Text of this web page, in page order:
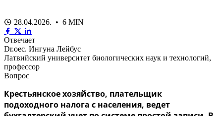
28.04.2026. • 6 MIN
Отвечает
Dr.oec. Ингуна Лейбус
Латвийский университет биологических наук и технологий,
профессор
Вопрос
Крестьянское хозяйство, плательщик
подоходного налога с населения, ведет